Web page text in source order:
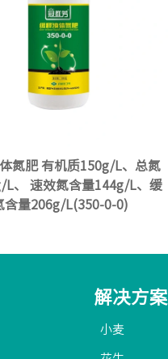
氮肥 有机质150g/L、总氮
L、 速效氮含量144g/L、缓
含量206g/L(350-0-0)
解决方案
小麦